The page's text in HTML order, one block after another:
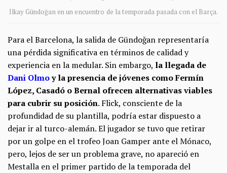
İlkay Gündoğan en un encuentro de la temporada pasada con el Barça.
Para el Barcelona, la salida de Gündoğan representaría
una pérdida significativa en términos de calidad y
experiencia en la medular. Sin embargo, la llegada de
Dani Olmoy la presencia de jóvenes como Fermín
López, Casadó o Bernal ofrecen alternativas viables
para cubrir su posición. Flick, consciente de la
profundidad de su plantilla, podría estar dispuesto a
dejar ir al turco-alemán. El jugador se tuvo que retirar
por un golpe en el trofeo Joan Gamper ante el Mónaco,
pero, lejos de ser un problema grave, no apareció en
Mestalla en el primer partido de la temporada del